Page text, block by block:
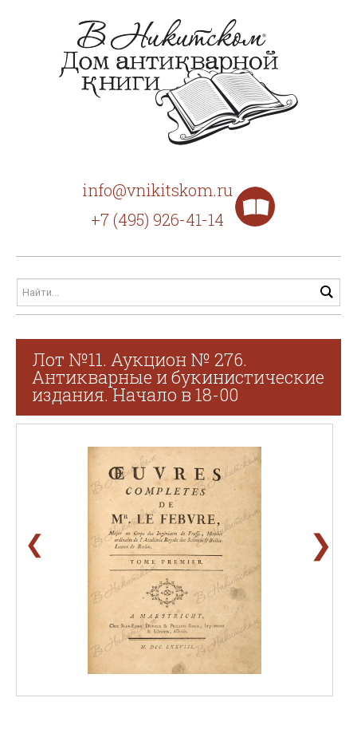
info@vnikitskom.ru
+7 (495) 926-41-14
Лот №11. Аукцион № 276.
Антикварные и букинистические
издания. Начало в 18-00
❮ ❯